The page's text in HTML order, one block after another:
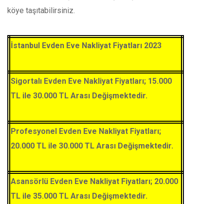
köye taşıtabilirsiniz.
İstanbul Evden Eve Nakliyat Fiyatları 2023
Sigortalı Evden Eve Nakliyat Fiyatları; 15.000
TL ile 30.000 TL Arası Değişmektedir.
Profesyonel Evden Eve Nakliyat Fiyatları;
20.000 TL ile 30.000 TL Arası Değişmektedir.
Asansörlü Evden Eve Nakliyat Fiyatları; 20.000
TL ile 35.000 TL Arası Değişmektedir.